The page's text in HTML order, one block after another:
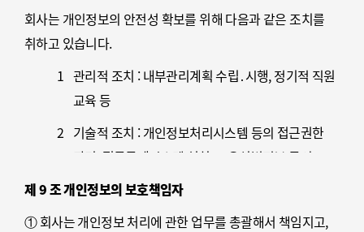
문서에 기록․저장된 개인정보는 분쇄기로
분쇄하거나 소각하여 파기합니다.
회사는 개인정보의 안전성 확보를 위해 다음과 같은 조치를
취하고 있습니다.
1 관리적 조치 : 내부관리계획 수립․시행, 정기적 직원
교육 등
2 기술적 조치 : 개인정보처리시스템 등의 접근권한
관리, 접근통제시스템 설치, 고유식별정보 등의
암호화, 보안프로그램 설치
3
물리적 조치 : 전산실, 자료보관실 등의 접근통제
제 9 조 개인정보의 보호책임자
① 회사는 개인정보 처리에 관한 업무를 총괄해서 책임지고,